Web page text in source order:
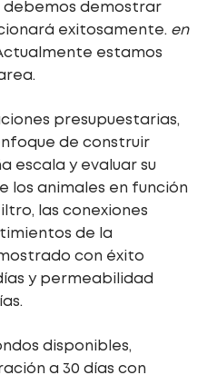
debemos demostrar
exitosamente. en
estamos
presupuestarias,
de construir
escala y evaluar su
los animales en función
las conexiones
de la
con éxito
y permeabilidad
disponibles,
a 30 días con